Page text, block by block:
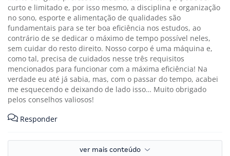
curto e limitado e, por isso mesmo, a disciplina e organização
no sono, esporte e alimentação de qualidades são
fundamentais para se ter boa eficiência nos estudos, ao
contrário de se dedicar o máximo de tempo possível neles,
sem cuidar do resto direito. Nosso corpo é uma máquina e,
como tal, precisa de cuidados nesse três requisitos
mencionados para funcionar com a máxima eficiência! Na
verdade eu até já sabia, mas, com o passar do tempo, acabei
me esquecendo e deixando de lado isso… Muito obrigado
pelos conselhos valiosos!
Responder
ver mais conteúdo